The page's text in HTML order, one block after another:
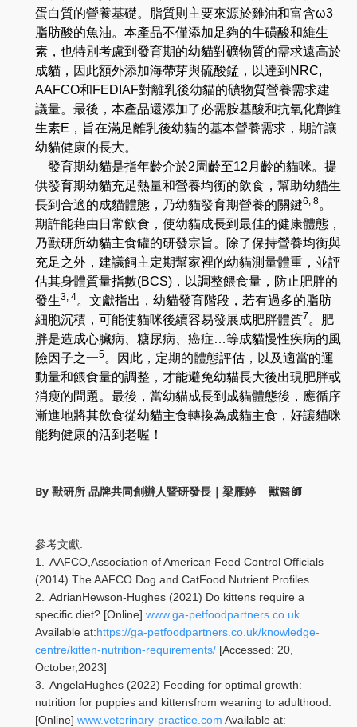
蛋白質的營養基礎。脂質則主要來源於雞油和富含ω3
脂肪酸的魚油。本產品不僅添加足夠的牛磺酸和維生
素 ，也特別考慮到 發育期的幼貓對礦物質的需求遠高於
成貓 ， 因此額外添加海帶芽與硫酸錳 ，以達到 NRC,
AAFCO和FEDIAF對離乳後幼貓的礦物質營養需求建
議量。最後 ，本產品還添加了必需胺基酸和抗氧化劑維
生素E ，旨在滿足離乳後幼貓的基本營養需求，期許讓
幼貓健康的長大。
發育期幼貓是指年齡介於2周齡至12 月齡的貓咪。提
供發育期幼貓充足熱量和營養均衡的飲食，幫助幼貓生
長到合適的成貓體態 ， 乃幼貓發育期營養的關鍵6, 8。
期許能藉由日常飲食，使幼貓成長到最佳的健康體態，
乃獸研所幼貓主食罐的研發宗旨。除了保持營養均衡與
充足之外，建議飼主定期幫家裡的幼貓測量體重，並評
估其身體質量指數(BCS) ， 以調整餵食量，防止肥胖的
發生3, 4。文獻指出 ， 幼貓發育階段，若有過多的脂肪
細胞沉積，可能使貓咪後續容易發展成肥胖體質7 。肥
胖是造成心臟病
糖尿病 癌症…等成貓慢性疾病的風
險因子之一5。因此，定期的體態評估，以及適當的運
動量和餵食量的調整，才能避免幼貓長大後出現肥胖或
消瘦的問題。最後 ， 當幼貓成長到成貓體態後，應循序
漸進地將其飲食從幼貓主食轉換為成貓主食 ，好讓貓咪
能夠健康的活到老喔！
By 獸研所 品牌共同創辦人暨研發長｜梁雁婷 獸醫師
參考文獻:
1.
AAFCO,Association of American Feed Control Officials
(2014) The AAFCO Dog and CatFood Nutrient Profiles.
2.
AdrianHewson-Hughes (2021) Do kittens require a
specific diet? [Online] www.ga-petfoodpartners.co.uk
Available at:https://ga-petfoodpartners.co.uk/knowledge-
centre/kitten-nutrition-requirements/ [Accessed: 20,
October,2023]
3.
AngelaHughes (2022) Feeding for optimal growth:
nutrition for puppies and kittensfrom weaning to adulthood.
[Online] www.veterinary-practice.com Available at: